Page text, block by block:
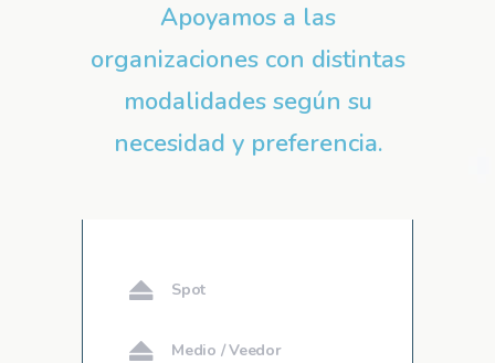
Apoyamos a las
organizaciones con distintas
modalidades según su
necesidad y preferencia.
Spot
Medio / Veedor